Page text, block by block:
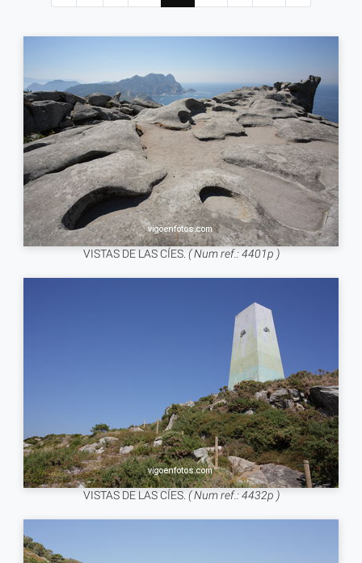
VISTAS DE LAS CÍES. ( Num ref.: 4401p )
VISTAS DE LAS CÍES. ( Num ref.: 4432p )